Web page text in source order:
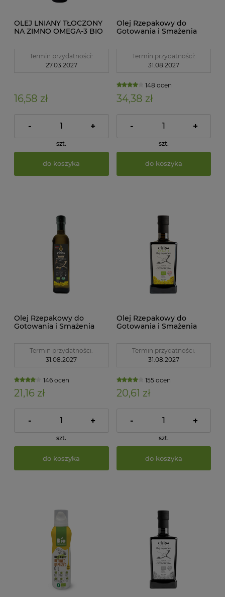
OLEJ LNIANY TŁOCZONY
NA ZIMNO OMEGA-3 BIO
Termin przydatności:
27.03.2027
16,58 zł
- +
szt.
do koszyka
Olej Rzepakowy do
Gotowania i Smażenia
Termin przydatności:
31.08.2027
148 ocen
34,38 zł
- +
szt.
do koszyka
Olej Rzepakowy do
Gotowania i Smażenia
Termin przydatności:
31.08.2027
146 ocen
21,16 zł
- +
szt.
do koszyka
Olej Rzepakowy do
Gotowania i Smażenia
EkkoTermin przydatności:
31.08.2027
155 ocen
20,61 zł
- +
szt.
do koszyka